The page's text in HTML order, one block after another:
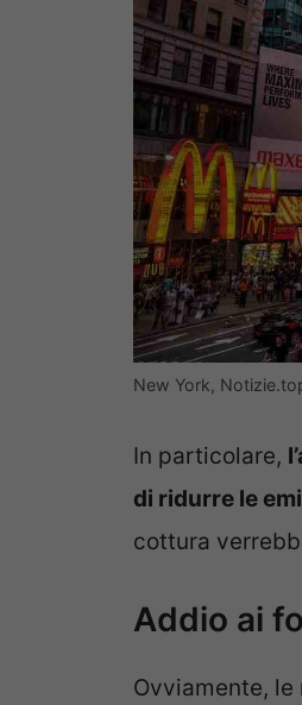
New York,
In particolare,
di ridurre le
cottura
Addio ai
Ovviamente, le